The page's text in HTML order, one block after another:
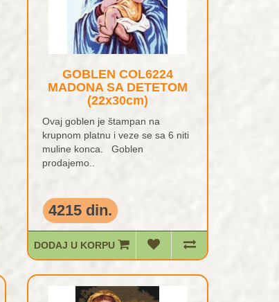
GOBLEN COL6224
MADONA SA DETETOM
(22x30cm)
Ovaj goblen je štampan na
krupnom platnu i veze se sa 6 niti
muline konca. Goblen
prodajemo..
4215 din.
DODAJ U KORPU